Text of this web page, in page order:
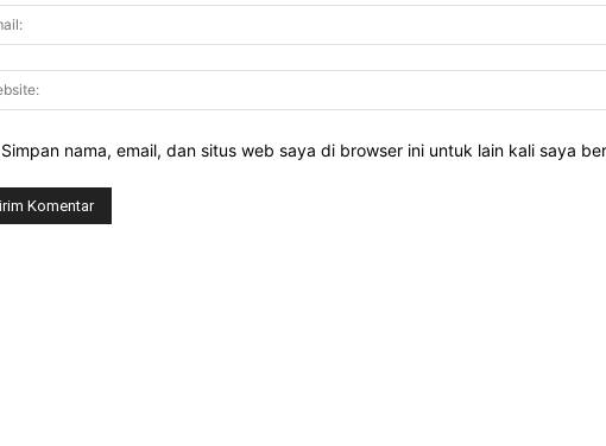
Simpan nama, email, dan situs web saya di browser ini untuk lain kali saya